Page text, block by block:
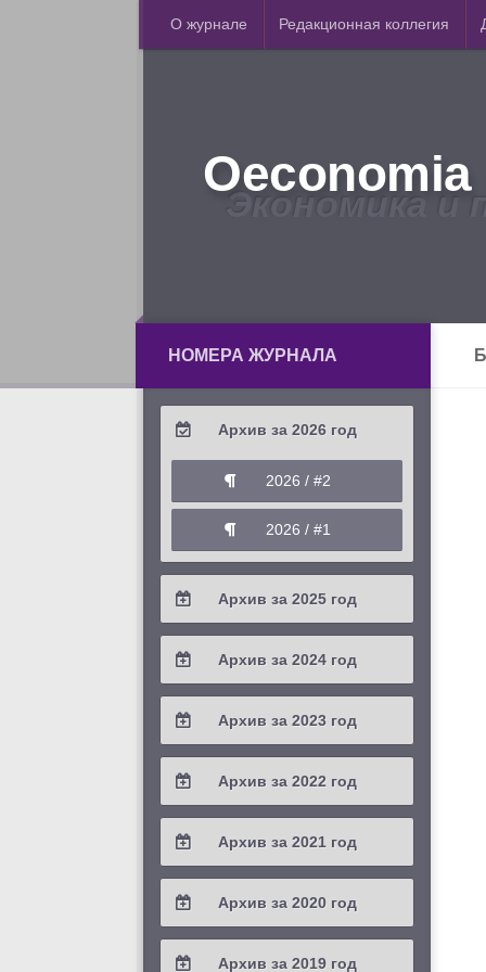
О журнале Редакционная коллегия
Экономика и
НОМЕРА ЖУРНАЛА
Архив за 2026 год
2026 / #2
2026 / #1
Архив за 2025 год
2025 / #4
2025 / #3
2025 / #1
Архив за 2024 год
2024 / #4
2024 / #3
2024 / #1
Архив за 2023 год
2023 / #4
2023 / #3
2023 / #1
Архив за 2022 год
2022 / #4
2022 / #3
2022 / #1
Архив за 2021 год
2021 / #4
2021 / #3
Архив за 2020 год
2020 / #4
Архив за 2019 год